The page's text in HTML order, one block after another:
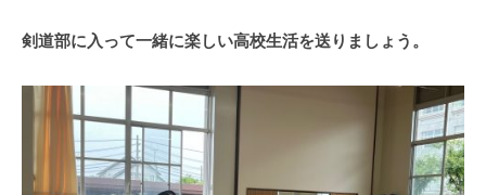
剣道部に入って一緒に楽しい高校生活を送りましょう。